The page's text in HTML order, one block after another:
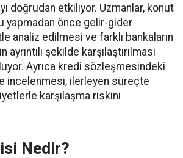
doğrudan etkiliyor. Uzmanlar, konut
yapmadan önce gelir-gider
analiz edilmesi ve farklı bankaların
şekilde karşılaştırılması
Ayrıca kredi sözleşmesindeki
incelenmesi, ilerleyen süreçte
karşılaşma riskini
Nedir?